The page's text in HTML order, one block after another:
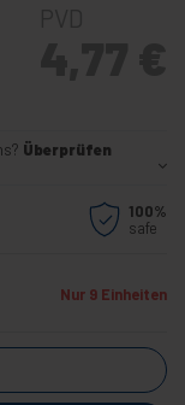
Überprüfen
100%
safe
Nur 9 Einheiten